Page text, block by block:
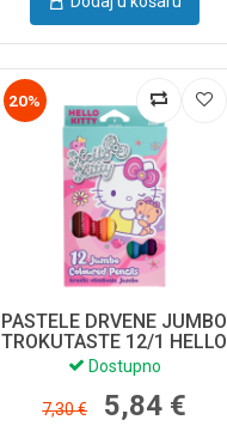
20%
PASTELE DRVENE JUMBO
TROKUTASTE 12/1 HELLO
KITTY 10531PTR
Dostupno
7,30 € 5,84 €